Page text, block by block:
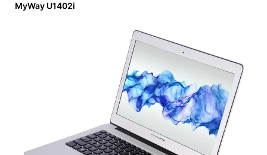
MyWay U1402i